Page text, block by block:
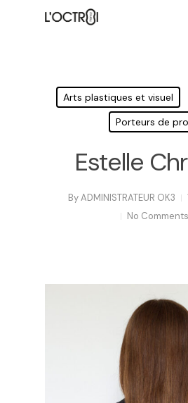
Hit enter to search or ESC to
Arts plastiques et visuel
Porteurs de
Estelle
ByADMINISTRATEUR OK3
No Comments